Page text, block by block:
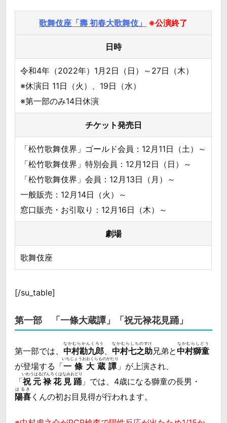
歌舞伎座「壽 初春大歌舞伎」 ※公演終了
日時
令和4年（2022年）1月2日（日）～27日（木）
※休演日 11日（火）、19日（水）
※第一部のみ14日休演
チケット発売日
「松竹歌舞伎界」ゴールド会員：12月11日（土）～
「松竹歌舞伎界」特別会員：12月12日（日）～
「松竹歌舞伎界」会員：12月13日（月）～
一般販売：12月14日（火）～
窓口販売・お引取り：12月16日（木）～
劇場
歌舞伎座
[/su_table]
第一部 「一條大蔵譚」「祝元禄花見踊」
第一部では、 中村勘九郎
なかむらかんくろう
、 中村七之助
なかむらしちのすけ
兄弟と中村獅童
なかむらしどう
が登場する「一條大蔵譚
いちじょうおおくらものがたり
」が上演され、
「祝元禄花見踊
いわうはるげんろくはなみおどり
」では、4歳になる獅童の長男・
陽喜
はるき
くんの初お目見得が行われます。